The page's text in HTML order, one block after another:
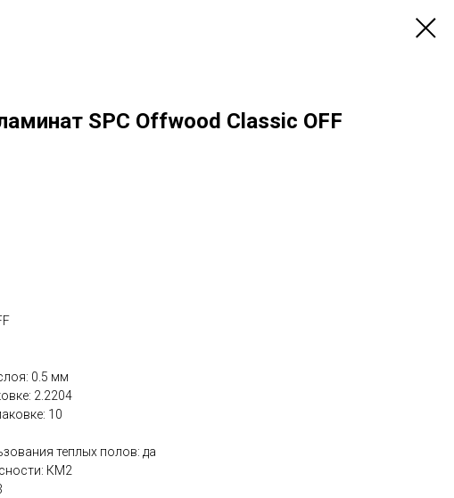
SPC Offwood Classic OFF
0.5 мм
2.2204
10
теплых полов: да
КМ2